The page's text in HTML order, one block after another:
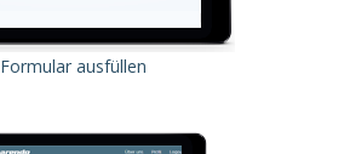
Formular ausfüllen